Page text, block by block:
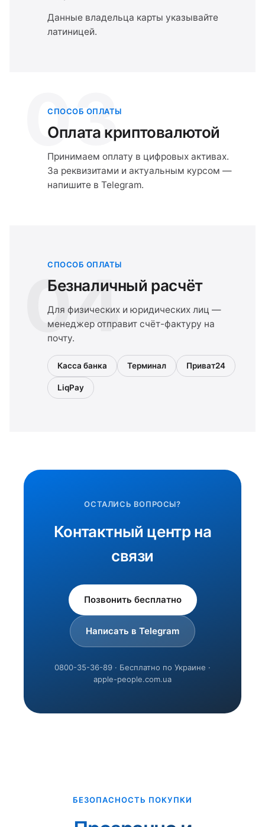
Данные владельца карты указывайте
латиницей.
03
СПОСОБ ОПЛАТЫ
Оплата криптовалютой
Принимаем оплату в цифровых активах.
За реквизитами и актуальным курсом —
напишите в Telegram.
04
СПОСОБ ОПЛАТЫ
Безналичный расчёт
Для физических и юридических лиц —
менеджер отправит счёт-фактуру на
почту.
Касса банка Терминал Приват24
LiqPay
ОСТАЛИСЬ ВОПРОСЫ?
Контактный центр на
связи
Позвонить бесплатно
Написать в Telegram
0800-35-36-89 · Бесплатно по Украине ·
apple-people.com.ua
БЕЗОПАСНОСТЬ ПОКУПКИ